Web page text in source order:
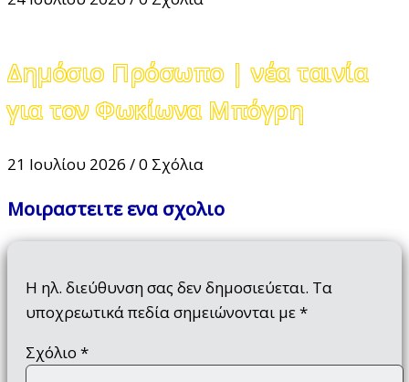
Δημόσιο Πρόσωπο | νέα ταινία
για τον Φωκίωνα Μπόγρη
21 Ιουλίου 2026 /0 Σχόλια
Μοιραστειτε ενα σχολιο
Η ηλ. διεύθυνση σας δεν δημοσιεύεται. Τα
υποχρεωτικά πεδία σημειώνονται με*
Σχόλιο *